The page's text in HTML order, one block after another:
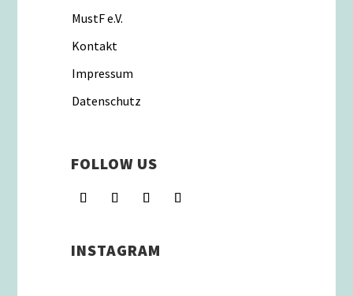
MustF e.V.
Kontakt
Impressum
Datenschutz
FOLLOW US
INSTAGRAM